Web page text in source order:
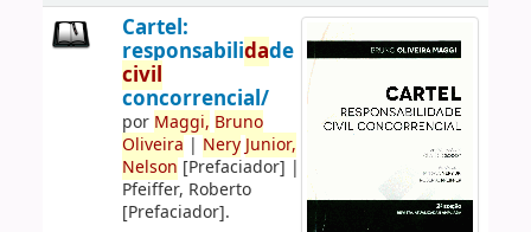
Cartel:
responsabilidade
civil
concorrencial/
por Maggi, Bruno
Oliveira | Nery Junior,
Nelson [Prefaciador] |
Pfeiffer, Roberto
[Prefaciador].